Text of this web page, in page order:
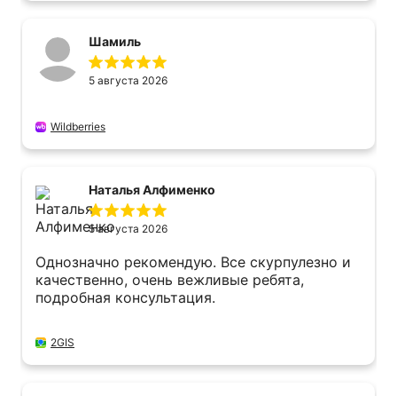
Шамиль
5 августа 2026
Wildberries
Наталья Алфименко
5 августа 2026
Однозначно рекомендую. Все скурпулезно и
качественно, очень вежливые ребята,
подробная консультация.
2GIS